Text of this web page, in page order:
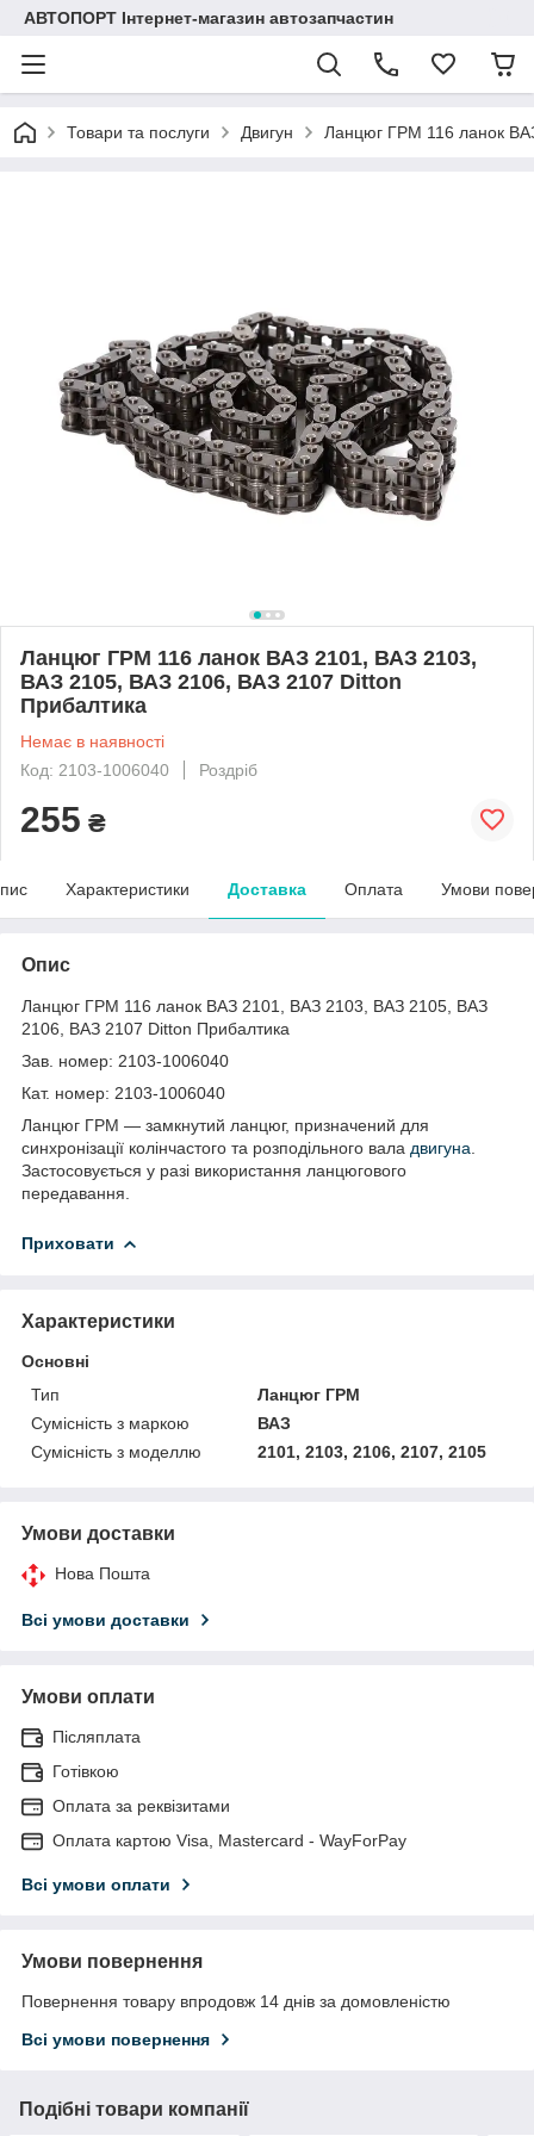
АВТОПОРТ Інтернет-магазин автозапчастин
Товари та послуги Двигун Ланцюг ГРМ 116 ланок
Ланцюг ГРМ 116 ланок ВАЗ 2101, ВАЗ 2103,
ВАЗ 2105, ВАЗ 2106, ВАЗ 2107 Ditton
Прибалтика
Немає в наявності
Код: 2103-1006040
Роздріб
255 ₴
Характеристики Доставка Оплата Умови
Опис
Ланцюг ГРМ 116 ланок ВАЗ 2101, ВАЗ 2103, ВАЗ 2105, ВАЗ
2106, ВАЗ 2107 Ditton Прибалтика
Зав. номер: 2103-1006040
Кат. номер: 2103-1006040
Ланцюг ГРМ — замкнутий ланцюг, призначений для
синхронізації колінчастого та розподільного вала двигуна
Застосовується у разі використання ланцюгового
передавання.
Приховати
Характеристики
Основні
Тип
Ланцюг ГРМ
Сумісність з маркою
ВАЗ
Сумісність з моделлю
2101, 2103, 2106, 2107, 2105
Умови доставки
Нова Пошта
Всі умови доставки
Умови оплати
Післяплата
Готівкою
Оплата за реквізитами
Оплата картою Visa, Mastercard - WayForPay
Всі умови оплати
Умови повернення
Повернення товару впродовж 14 днів за домовленістю
Всі умови повернення
Подібні товари компанії